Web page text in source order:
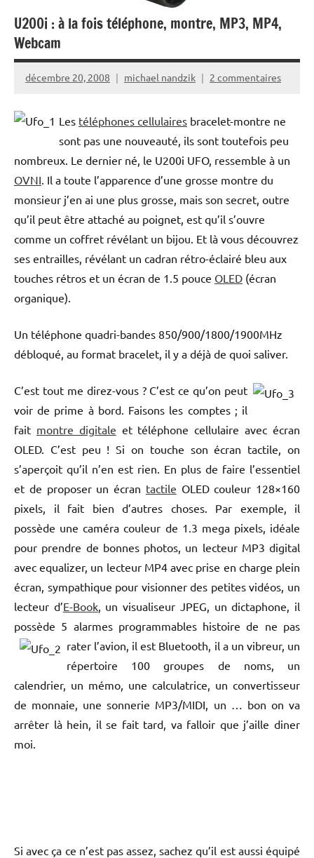
U200i : à la fois téléphone, montre, MP3, MP4,
Webcam
décembre 20, 2008 michael nandzik 2 commentaires
Les téléphones cellulaires bracelet-montre ne
sont pas une nouveauté, ils sont toutefois peu
nombreux. Le dernier né, le U200i UFO, ressemble à un
OVNI . Il a toute l’apparence d’une grosse montre du
monsieur j’en ai une plus grosse, mais son secret, outre
qu’il peut être attaché au poignet, est qu’il s’ouvre
comme un coffret révélant un bijou. Et là vous découvrez
ses entrailles, révélant un cadran rétro-éclairé bleu aux
touches rétros et un écran de 1.5 pouce OLED (écran
organique).
Un téléphone quadri-bandes 850/900/1800/1900MHz
débloqué, au format bracelet, il y a déjà de quoi saliver.
C’est tout me direz-vous ? C’est ce qu’on peut
voir de prime à bord. Faisons les comptes ; il
fait montre digitale et téléphone cellulaire avec écran
OLED. C’est peu ! Si on touche son écran tactile, on
s’aperçoit qu’il n’en est rien. En plus de faire l’essentiel
et de proposer un écran tactile OLED couleur 128×160
pixels, il fait bien d’autres choses. Par exemple, il
possède une caméra couleur de 1.3 mega pixels, idéale
pour prendre de bonnes photos, un lecteur MP3 digital
avec equalizer, un lecteur MP4 avec prise en charge plein
écran, sympathique pour visionner des petites vidéos, un
lecteur d’E-Book, un visualiseur JPEG, un dictaphone, il
possède 5 alarmes programmables histoire de ne pas
rater l’avion, il est Bluetooth, il a un vibreur, un
répertoire 100 groupes de noms, un
calendrier, un mémo, une calculatrice, un convertisseur
de monnaie, une sonnerie MP3/MIDI, un … bon on va
arrêter là hein, il se fait tard, va falloir que j’aille diner
moi.
Si avec ça ce n’est pas assez, sachez qu’il est aussi équipé